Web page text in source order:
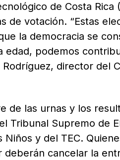
de Costa Rica
de votación. “Estas
la democracia se
edad, podemos
director del
de las urnas y los
Tribunal Supremo de
y del TEC.
deberán cancelar la